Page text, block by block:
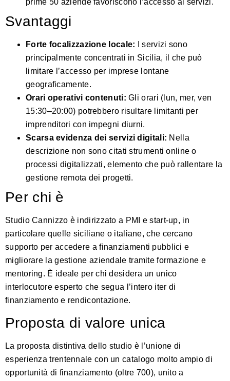
Svantaggi
Forte focalizzazione locale: I servizi sono
principalmente concentrati in Sicilia, il che può
limitare l’accesso per imprese lontane
geograficamente.
Orari operativi contenuti: Gli orari (lun, mer, ven
15:30–20:00) potrebbero risultare limitanti per
imprenditori con impegni diurni.
Scarsa evidenza dei servizi digitali: Nella
descrizione non sono citati strumenti online o
processi digitalizzati, elemento che può rallentare la
gestione remota dei progetti.
Per chi è
Studio Cannizzo è indirizzato a PMI e start‑up, in
particolare quelle siciliane o italiane, che cercano
supporto per accedere a finanziamenti pubblici e
migliorare la gestione aziendale tramite formazione e
mentoring. È ideale per chi desidera un unico
interlocutore esperto che segua l’intero iter di
finanziamento e rendicontazione.
Proposta di valore unica
La proposta distintiva dello studio è l’unione di
esperienza trentennale con un catalogo molto ampio di
opportunità di finanziamento (oltre 700), unito a